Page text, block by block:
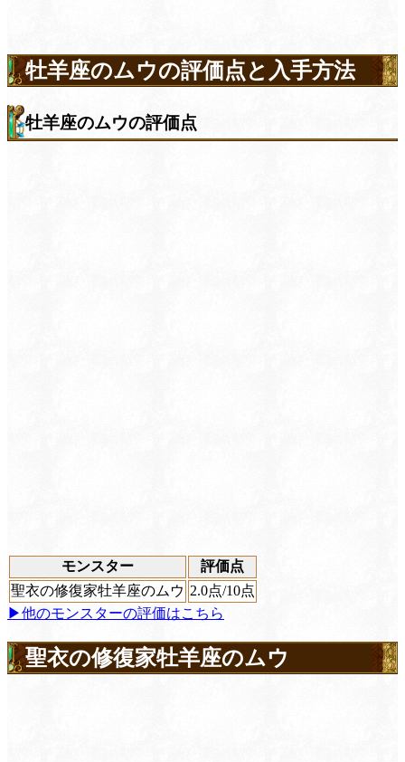
牡羊座のムウの評価点と入手方法
牡羊座のムウの評価点
モンスター
評価点
聖衣の修復家牡羊座のムウ 2.0点/10点
▶他のモンスターの評価はこちら
聖衣の修復家牡羊座のムウ